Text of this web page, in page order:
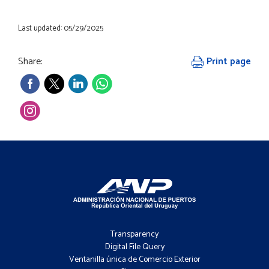
Last updated: 05/29/2025
Share: Print page
-
Menú
Transparency
Digital File Query
Ventanilla única de Comercio Exterior